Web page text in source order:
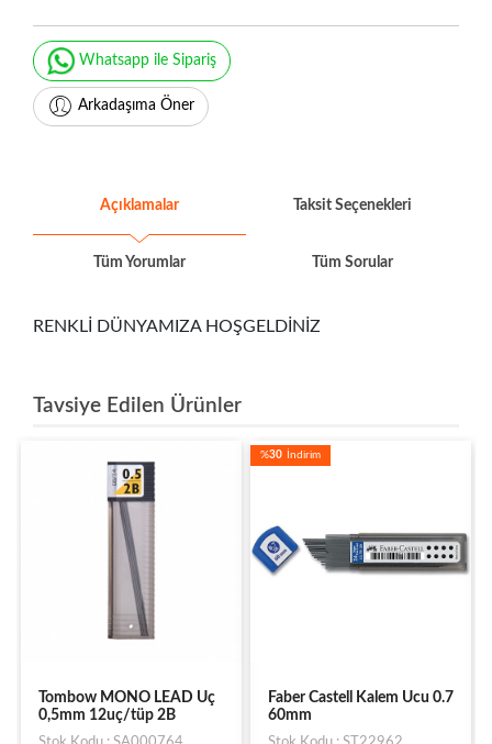
Whatsapp ile Sipariş
Arkadaşıma Öner
Açıklamalar Taksit Seçenekleri
Tüm Yorumlar Tüm Sorular
RENKLİ DÜNYAMIZA HOŞGELDİNİZ
Tavsiye Edilen Ürünler
Uç
Faber Castell Kalem Ucu 0.7
60mm
Faber Castell 120 li